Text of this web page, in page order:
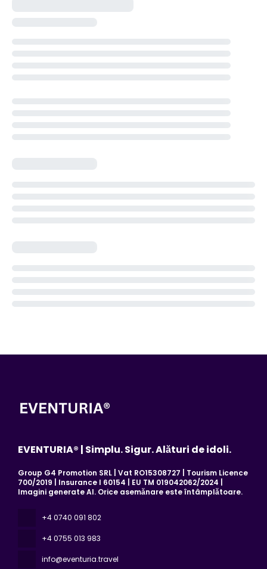
EVENTURIA® | Simplu. Sigur. Alături de idoli.
Group G4 Promotion SRL | Vat RO15308727 | Tourism Licence
700/2019 | Insurance I 60154 | EU TM 019042062/2024 |
Imagini generate AI. Orice asemănare este întâmplătoare.
+4 0740 091 802
+4 0755 013 983
info@eventuria.travel